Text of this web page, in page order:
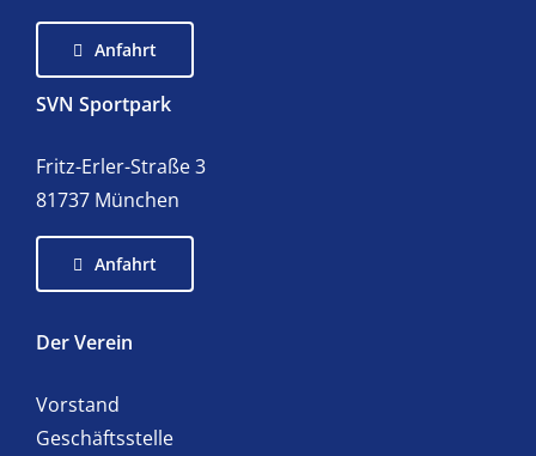
Anfahrt
SVN Sportpark
Fritz-Erler-Straße 3
81737 München
Anfahrt
Der Verein
Vorstand
Geschäftsstelle